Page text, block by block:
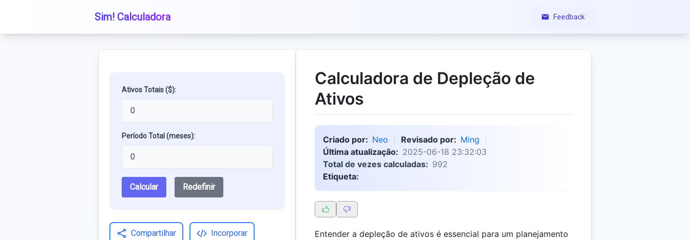
Sim! Calculadora Feedback
Ativos Totais ($):
Período Total (meses):
Calcular Redefinir
Compartilhar Incorporar
Calculadora de Depleção de
Ativos
Criado por: Neo Revisado por: Ming
Última atualização: 2025-06-18 23:32:03
Total de vezes calculadas: 992
Etiqueta:
Entender a depleção de ativos é essencial para um planejamento